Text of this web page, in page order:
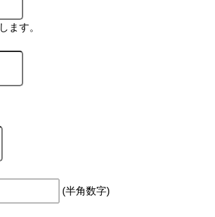
ーン富士見市
強み
ます。
(半角数字)